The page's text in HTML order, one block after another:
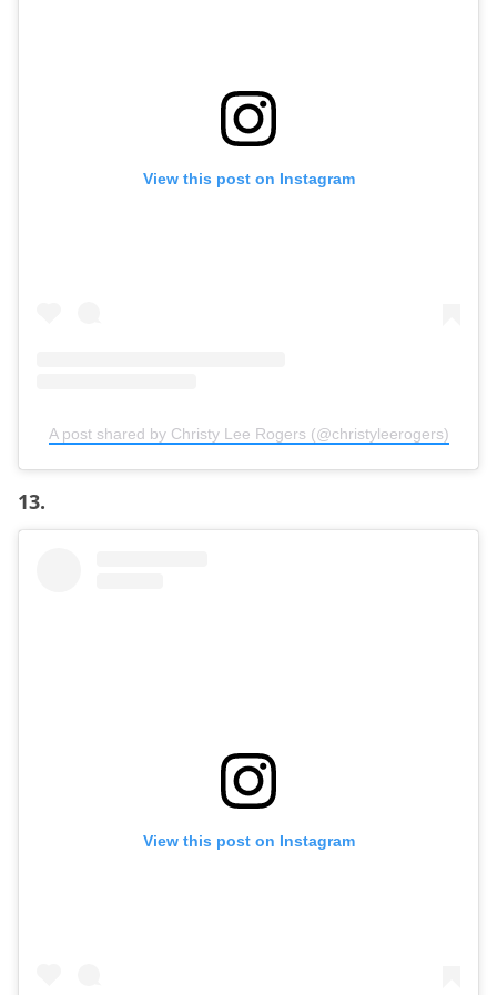
View this post on Instagram
A post shared by Christy Lee Rogers (@christyleerogers)
13.
View this post on Instagram